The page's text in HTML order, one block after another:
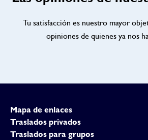
Tu satisfacción es nuestro mayor
opiniones de quienes ya nos
Mapa de enlaces
Traslados privados
Traslados para grupos